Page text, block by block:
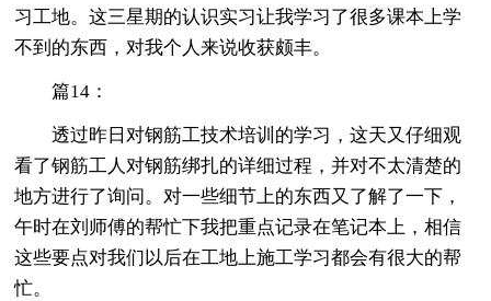
习工地。这三星期的认识实习让我学习了很多课本上学
不到的东西，对我个人来说收获颇丰。
篇14：
透过昨日对钢筋工技术培训的学习，这天又仔细观
看了钢筋工人对钢筋绑扎的详细过程，并对不太清楚的
地方进行了询问。对一些细节上的东西又了解了一下，
午时在刘师傅的帮忙下我把重点记录在笔记本上，相信
这些要点对我们以后在工地上施工学习都会有很大的帮
忙。